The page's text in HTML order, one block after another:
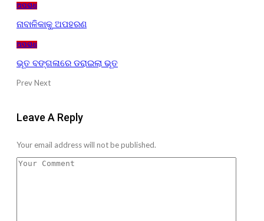
ଅପରାଧ
ନାବାଳିକାକୁ ଅପହରଣ
ଅପରାଧ
ଭୂତ ବଙ୍ଗଳାରେ ଡରାଇଲା ଭୂତ
PrevNext
Leave A Reply
Your email address will not be published.